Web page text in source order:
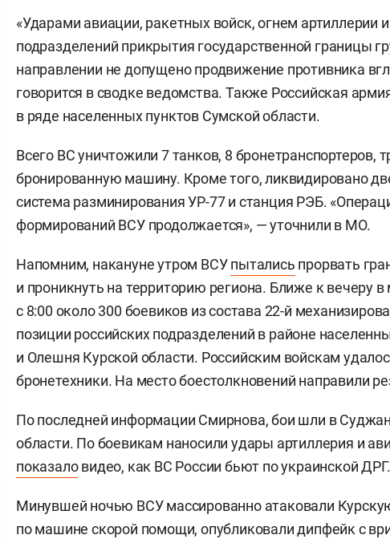
«Ударами авиации, ракетных войск, огнем артиллерии
подразделений прикрытия государственной границы
направлении не допущено продвижение противника
говорится в сводке ведомства. Также Российская
в ряде населенных пунктов Сумской области.
Всего ВС уничтожили 7 танков, 8
бронированную машину. Кроме того, ликвидировано
система разминирования УР-77 и станция РЭБ.
формирований ВСУ продолжается», — уточнили в МО.
Напомним, накануне утром ВСУпытались прорвать
и проникнуть на территорию региона. Ближе к вечеру
с 8:00 около 300 боевиков из состава 22-й
позиции российских подразделений в районе
и Олешня Курской области. Российским войскам
бронетехники. На место боестолкновений направили
По последней информации Смирнова, бои шли в
области. По боевикам наносили удары артиллерия и
показаловидео, как ВС России бьют по украинской ДРГ.
Минувшей ночью ВСУ массированно атаковали
по машине скорой помощи, опубликовали дипфейк с